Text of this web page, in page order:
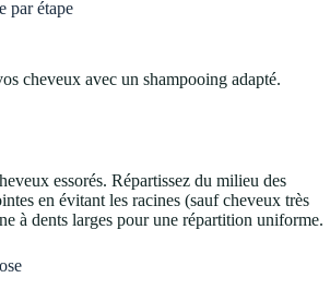
par étape
cheveux avec un shampooing adapté.
essorés. Répartissez du milieu des
en évitant les racines (sauf cheveux très
à dents larges pour une répartition uniforme.